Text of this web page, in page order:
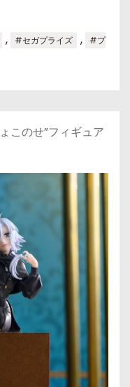
, #セガプライズ ,
#プ
このせ”フィギュア